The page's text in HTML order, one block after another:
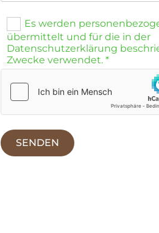
Es werden
übermittelt und für die in der
Datenschutzerklärung
Zwecke verwendet. *